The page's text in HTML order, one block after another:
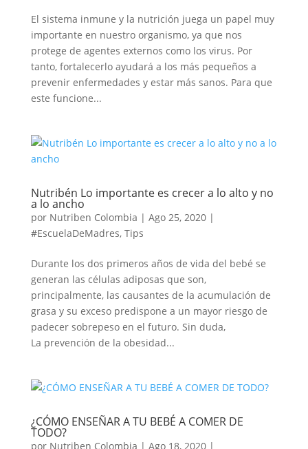
El sistema inmune y la nutrición juega un papel muy
importante en nuestro organismo, ya que nos
protege de agentes externos como los virus. Por
tanto, fortalecerlo ayudará a los más pequeños a
prevenir enfermedades y estar más sanos. Para que
este funcione...
Nutribén Lo importante es crecer a lo alto y no
a lo ancho
por Nutriben Colombia | Ago 25, 2020|
#EscuelaDeMadres, Tips
Durante los dos primeros años de vida del bebé se
generan las células adiposas que son,
principalmente, las causantes de la acumulación de
grasa y su exceso predispone a un mayor riesgo de
padecer sobrepeso en el futuro. Sin duda,
La prevención de la obesidad...
¿CÓMO ENSEÑAR A TU BEBÉ A COMER DE
TODO?
por Nutriben Colombia | Ago 18, 2020|